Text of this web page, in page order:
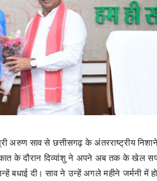
साव से छत्तीसगढ़ के अंतरराष्ट्रीय
के दौरान दिव्यांशु ने अपने अब तक के खेल
बधाई दी। साव ने उन्हें अगले महीने जर्मनी में